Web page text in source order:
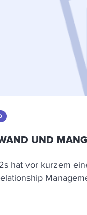
UND
hat vor kurzem